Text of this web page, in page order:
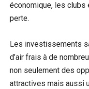
économique, les clubs
perte.
Les investissements
d’air frais à de
non seulement des
attractives mais aussi